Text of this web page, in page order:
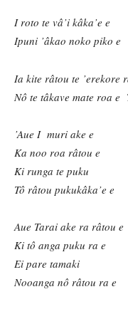
I roto te vâ’i kâka’e e
Ipuni ’âkao noko piko e
Ia kite râtou te ’erekore
Nô te tâkave mate roa e
’Aue I muri ake e
Ka noo roa râtou e
Ki runga te puku
Tô râtou pukukâka’e e
Aue Tarai ake ra râtou e
Ki tô anga puku ra e
Ei pare tamaki
Nooanga nô râtou ra e